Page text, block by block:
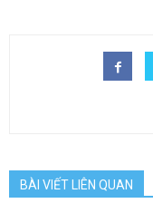
BÀI VIẾT LIÊN QUAN